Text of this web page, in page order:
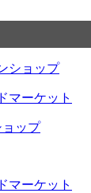
ショップ
ップ